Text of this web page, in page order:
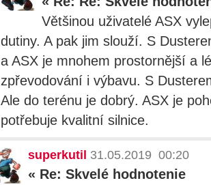
Většinou uživatelé ASX
dutiny. A pak jim slouží. S
a ASX je mnohem prostornější a
zpřevodování i výbavu. S
Ale do terénu je dobrý. ASX je
potřebuje kvalitní silnice.
superkutil 31.05.2019 00:20
« Re: Skvelé hodnotenie